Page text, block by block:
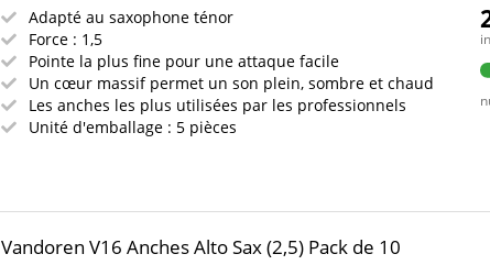
Adapté au saxophone ténor
Force : 1,5
Pointe la plus fine pour une attaque facile
Un cœur massif permet un son plein, sombre et chaud
Les anches les plus utilisées par les professionnels
Unité d'emballage : 5 pièces
Vandoren V16 Anches Alto Sax (2,5) Pack de 10